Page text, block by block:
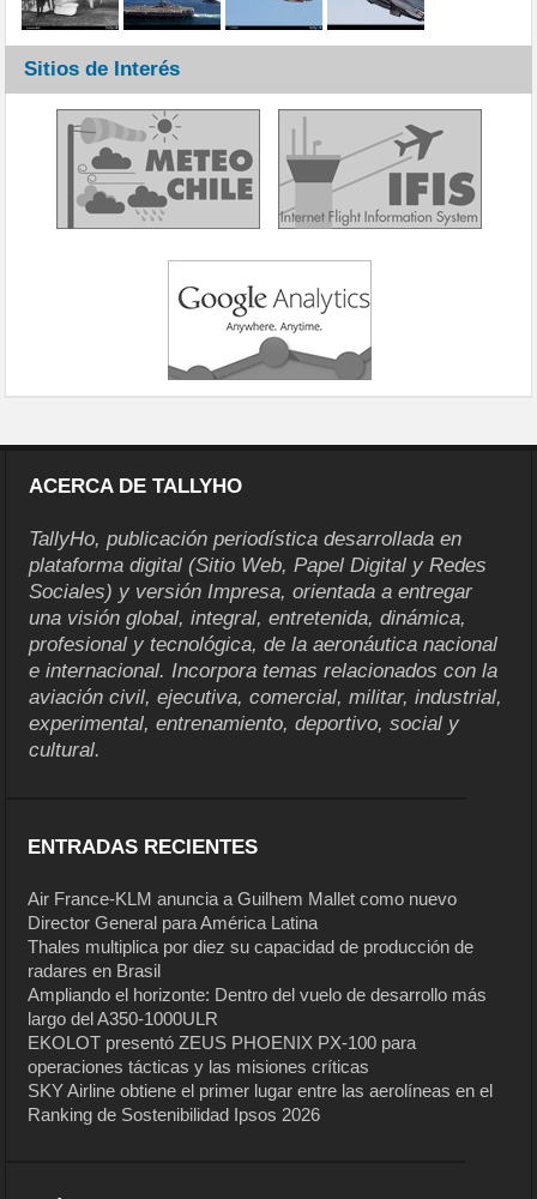
Sitios de Interés
ACERCA DE TALLYHO
TallyHo, publicación periodística desarrollada en
plataforma digital (Sitio Web, Papel Digital y Redes
Sociales) y versión Impresa, orientada a entregar
una visión global, integral, entretenida, dinámica,
profesional y tecnológica, de la aeronáutica nacional
e internacional. Incorpora temas relacionados con la
aviación civil, ejecutiva, comercial, militar, industrial,
experimental, entrenamiento, deportivo, social y
cultural.
ENTRADAS RECIENTES
Air France-KLM anuncia a Guilhem Mallet como nuevo
Director General para América Latina
Thales multiplica por diez su capacidad de producción de
radares en Brasil
Ampliando el horizonte: Dentro del vuelo de desarrollo más
largo del A350-1000ULR
EKOLOT presentó ZEUS PHOENIX PX-100 para
operaciones tácticas y las misiones críticas
SKY Airline obtiene el primer lugar entre las aerolíneas en el
Ranking de Sostenibilidad Ipsos 2026